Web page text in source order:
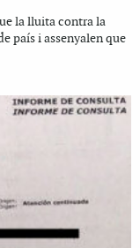
la lluita contra la
país i assenyalen que